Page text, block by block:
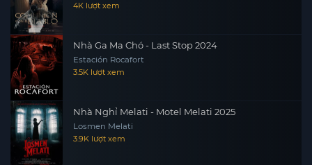
4K lượt xem
Nhà Ga Ma Chó - Last Stop 2024
Estación Rocafort
3.5K lượt xem
Nhà Nghỉ Melati - Motel Melati 2025
Losmen Melati
3.9K lượt xem